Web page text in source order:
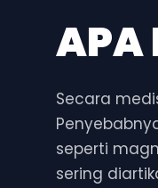
APA
Secara
seperti
sering